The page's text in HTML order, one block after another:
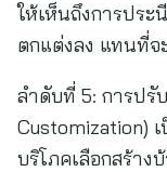
ให้เห็นถึงการปร
ตกแต่งลง แทนที่จ
ลำดับที่ 5: การปรั
Customization)
บริโภคเลือกสร้าง